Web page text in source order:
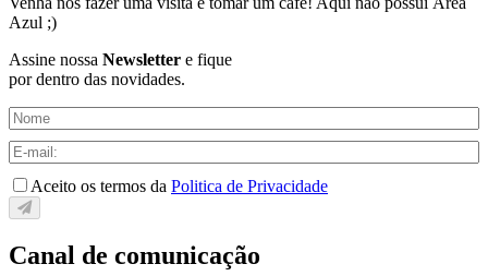
Azul ;)
Assine nossa Newsletter e fique
por dentro das novidades.
Aceito os termos da Politica de Privacidade
Canal de comunicação